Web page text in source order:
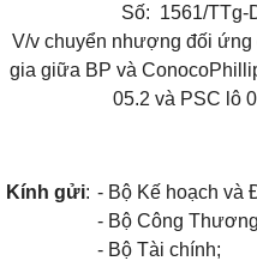
Số: 1561/TTg-
V/v chuyển nhượng đối ứng
gia giữa BP và
05.2 và PSC lô
Kính gửi: - Bộ Kế hoạch và
- Bộ Công
- Bộ Tài chính;